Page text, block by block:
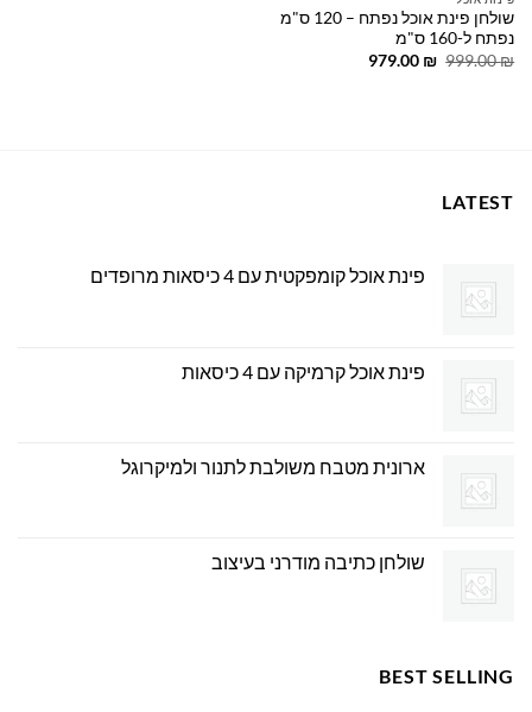
שולחן פינת אוכל נפתח – 120 ס"מ
נפתח ל-160 ס"מ
999.00₪
המחיר
979.00 ₪
המחיר
LATEST
פינת אוכל קומפקטית עם 4 כיסאות מרופדים
פינת אוכל קרמיקה עם 4 כיסאות
ארונית מטבח משולבת לתנור ולמיקרוגל
שולחן כתיבה מודרני בעיצוב
BEST SELLING